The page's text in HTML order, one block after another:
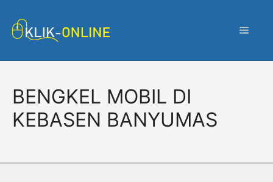
Menu
BENGKEL MOBIL DI
KEBASEN BANYUMAS